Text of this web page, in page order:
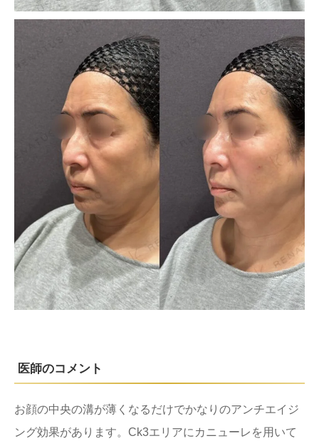
医師のコメント
お顔の中央の溝が薄くなるだけでかなりのアンチエイジ
ング効果があります。Ck3エリアにカニューレを用いて